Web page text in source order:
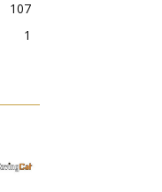
107
1